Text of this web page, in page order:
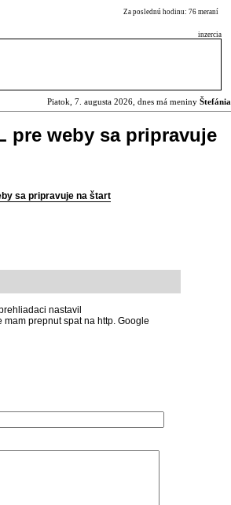
Za poslednú hodinu: 76 meraní
inzercia
Piatok, 7. augusta 2026, dnes má meniny Štefánia
pre weby sa pripravuje
sa pripravuje na štart
nastavil
mam prepnut spat na http. Google